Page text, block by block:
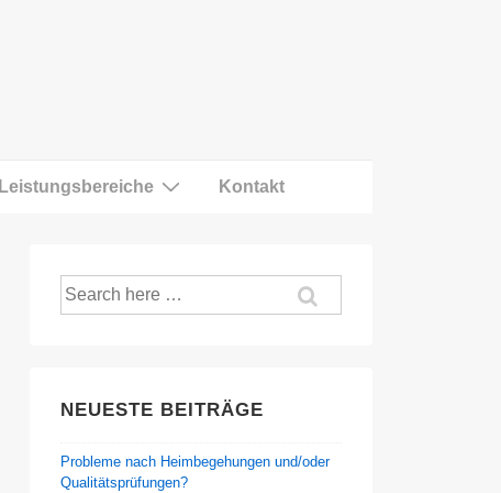
Leistungsbereiche Kontakt
Suche
nach:
NEUESTE BEITRÄGE
Probleme nach Heimbegehungen und/oder
Qualitätsprüfungen?